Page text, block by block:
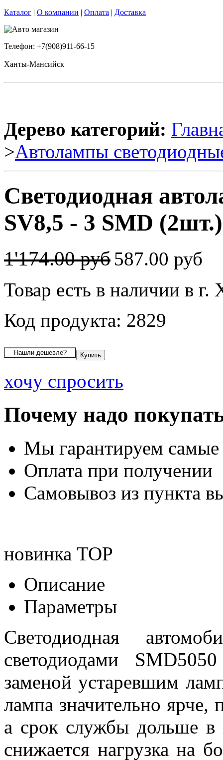
Каталог | О компании | Оплата | Доставка
Телефон: +7(908)911-66-15
Ханты-Мансийск
Дерево категорий:
>Автолампы
Светодиодная
SV8,5 - 3 SMD (2шт.)
1'174.00 руб 587.00 руб
Товар есть в наличии в
Код продукта: 2829
хочу спросить
Почему надо
Мы гарантируем
Оплата при получении
Самовывоз из пункта
новинка TOP
Описание
Параметры
Светодиодная
светодиодами
заменой устаревшим
лампа значительно
а срок службы дольше в
снижается нагрузка на